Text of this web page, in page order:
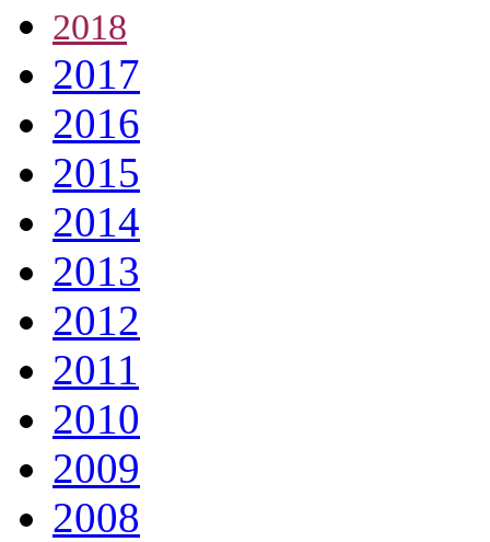
2018
2017
2016
2015
2014
2013
2012
2011
2010
2009
2008